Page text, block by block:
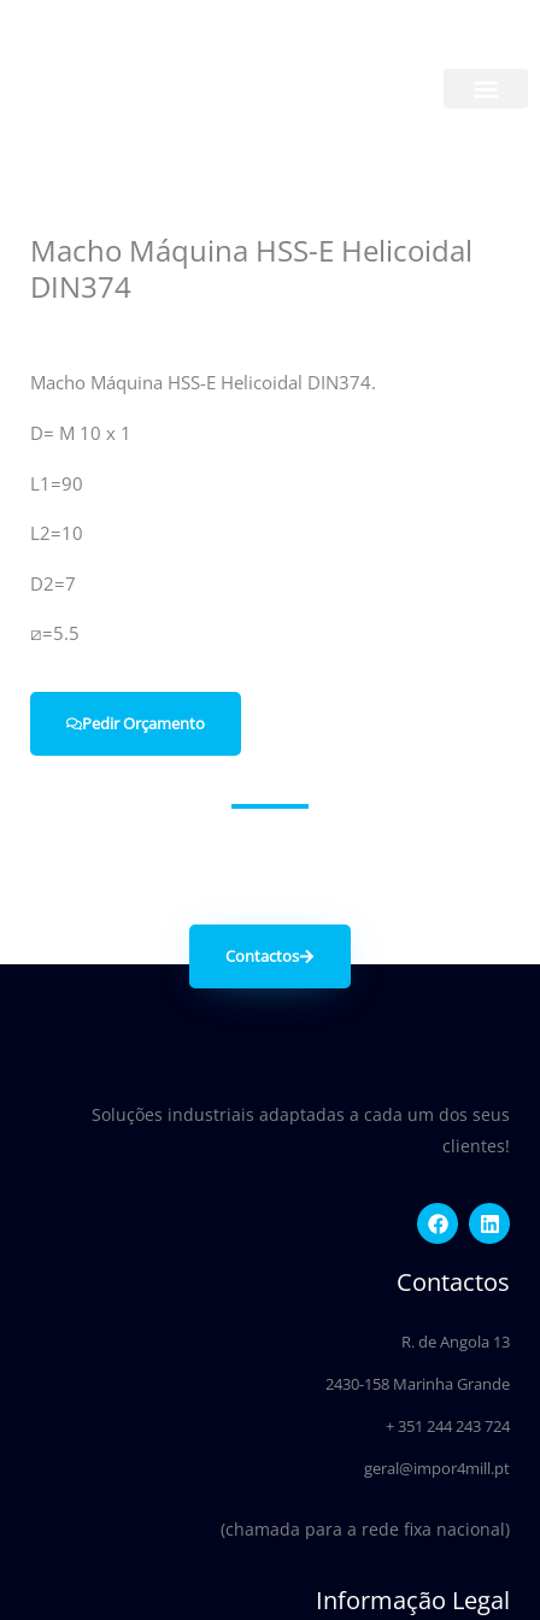
Macho Máquina HSS-E Helicoidal
DIN374
Macho Máquina HSS-E Helicoidal DIN374.
D= M 10 x 1
L1=90
L2=10
D2=7
⧄=5.5
Pedir Orçamento
Contactos
Soluções industriais adaptadas a cada um dos seus
clientes!
F
a
c
e
b
o
k
L
i
n
k
e
i
n
Contactos
R. de Angola 13
2430-158 Marinha Grande
+ 351 244 243 724
geral@impor4mill.pt
(chamada para a rede fixa nacional)
Informação Legal